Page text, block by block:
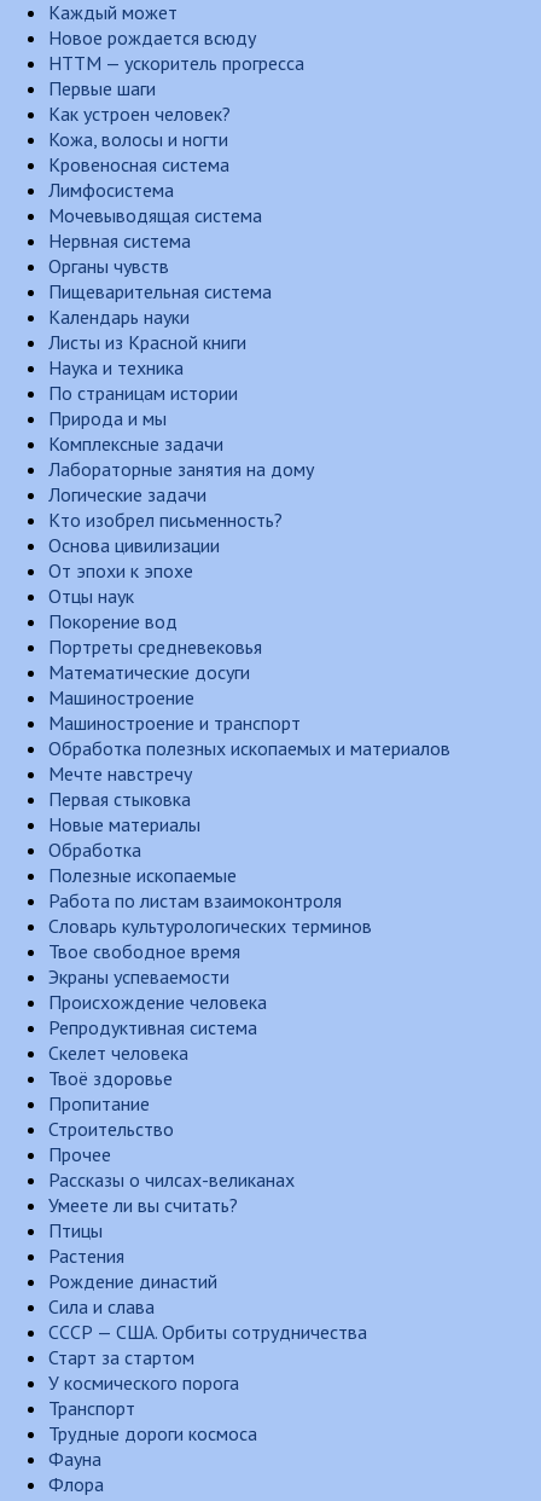
Каждый может
Новое рождается всюду
НТТМ — ускоритель прогресса
Первые шаги
Как устроен человек?
Кожа, волосы и ногти
Кровеносная система
Лимфосистема
Мочевыводящая система
Нервная система
Органы чувств
Пищеварительная система
Календарь науки
Листы из Красной книги
Наука и техника
По страницам истории
Природа и мы
Комплексные задачи
Лабораторные занятия на дому
Логические задачи
Кто изобрел письменность?
Основа цивилизации
От эпохи к эпохе
Отцы наук
Покорение вод
Портреты средневековья
Математические досуги
Машиностроение
Машиностроение и транспорт
Обработка полезных ископаемых и материалов
Мечте навстречу
Первая стыковка
Новые материалы
Обработка
Полезные ископаемые
Работа по листам взаимоконтроля
Словарь культурологических терминов
Твое свободное время
Экраны успеваемости
Происхождение человека
Репродуктивная система
Скелет человека
Твоё здоровье
Пропитание
Строительство
Прочее
Рассказы о чилсах-великанах
Умеете ли вы считать?
Птицы
Растения
Рождение династий
Сила и слава
СССР — США. Орбиты сотрудничества
Старт за стартом
У космического порога
Транспорт
Трудные дороги космоса
Фауна
Флора